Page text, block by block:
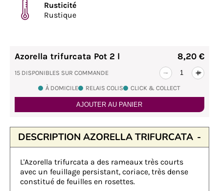
Rusticité
Rustique
Azorella trifurcata Pot 2 l
15 DISPONIBLES SUR COMMANDE - +
8,20 €
À DOMICILE RELAIS COLIS CLICK & COLLECT
AJOUTER AU PANIER
DESCRIPTION AZORELLA TRIFURCATA
L'Azorella trifurcata a des rameaux très courts
avec un feuillage persistant, coriace, très dense
constitué de feuilles en rosettes.